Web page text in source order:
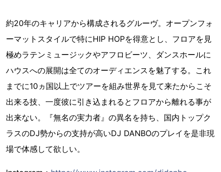
約20年のキャリアから構成されるグルーヴ。オープンフォ
ーマットスタイルで特にHIP HOPを得意とし、フロアを見
極めラテンミュージックやアフロビーツ、ダンスホールに
ハウスへの展開は全てのオーディエンスを魅了する。これ
までに10ヵ国以上でツアーを組み世界を見て来たからこそ
出来る技、一度彼に引き込まれるとフロアから離れる事が
出来ない。『無名の実力者』の異名を持ち、国内トップク
ラスのDJ勢からの支持が高いDJ DANBOのプレイを是非現
場で体感して欲しい。